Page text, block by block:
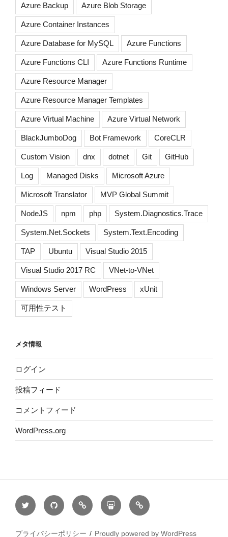
Azure Backup Azure Blob Storage
Azure Container Instances
Azure Database for MySQL Azure Functions
Azure Functions CLI Azure Functions Runtime
Azure Resource Manager
Azure Resource Manager Templates
Azure Virtual Machine Azure Virtual Network
BlackJumboDog Bot Framework CoreCLR
Custom Vision dnx dotnet Git GitHub
Log Managed Disks Microsoft Azure
Microsoft Translator MVP Global Summit
NodeJS npm php System.Diagnostics.Trace
System.Net.Sockets System.Text.Encoding
TAP Ubuntu Visual Studio 2015
Visual Studio 2017 RC VNet-to-VNet
Windows Server WordPress xUnit
可用性テスト
メタ情報
ログイン
投稿フィード
コメントフィード
WordPress.org
twitter:@DarkCrash3
GitHub@darkcrash
Qiita:DarkCrash3
slideshareMicrosoft
Most
プライバシーポリシー Proudly powered by WordPress